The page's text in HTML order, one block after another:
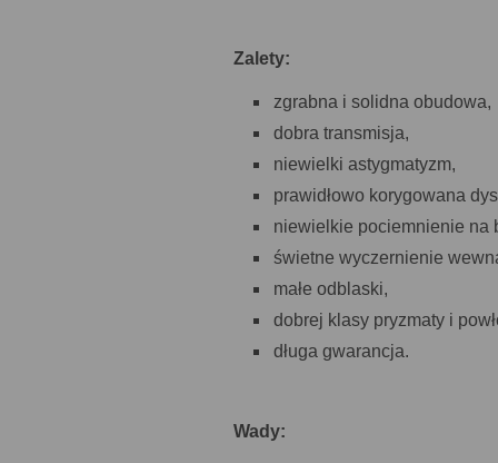
Zalety:
zgrabna i solidna obudowa,
dobra transmisja,
niewielki astygmatyzm,
prawidłowo korygowana
niewielkie pociemnienie na
świetne wyczernienie
małe odblaski,
dobrej klasy pryzmaty i
długa gwarancja.
Wady: